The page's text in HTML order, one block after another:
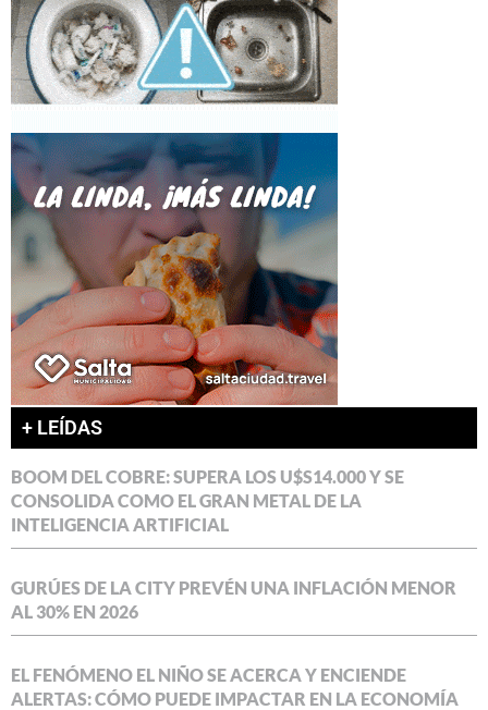
+ LEÍDAS
BOOM DEL COBRE: SUPERA LOS U$S14.000 Y SE
CONSOLIDA COMO EL GRAN METAL DE LA
INTELIGENCIA ARTIFICIAL
GURÚES DE LA CITY PREVÉN UNA INFLACIÓN MENOR
AL 30% EN 2026
EL FENÓMENO EL NIÑO SE ACERCA Y ENCIENDE
ALERTAS: CÓMO PUEDE IMPACTAR EN LA ECONOMÍA